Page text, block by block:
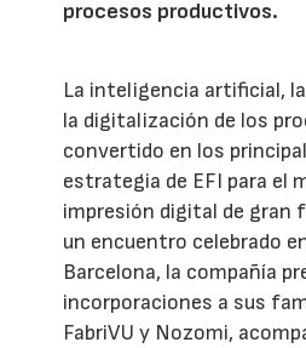
procesos productivos.
La inteligencia artificial,
la digitalización de los
convertido en los
estrategia de EFI para el
impresión digital de gran
un encuentro celebrado
Barcelona, la compañía
incorporaciones a sus
FabriVU y Nozomi,